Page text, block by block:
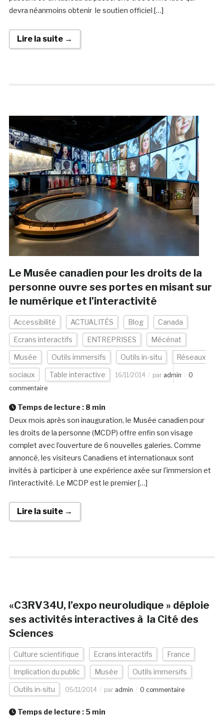
devra néanmoins obtenir le soutien officiel […]
Lire la suite →
Le Musée canadien pour les droits de la
personne ouvre ses portes en misant sur
le numérique et l’interactivité
Accessibilité ACTUALITÉS Blog Canada
Ecrans interactifs ENTREPRISES Mécénat
Musée Outils immersifs Outils in-situ Réseaux
sociaux Table interactive 16/11/2014 par admin
0
commentaire
Temps de lecture : 8 min
Deux mois après son inauguration, le Musée canadien pour
les droits de la personne (MCDP) offre enfin son visage
complet avec l’ouverture de 6 nouvelles galeries. Comme
annoncé, les visiteurs Canadiens et internationaux sont
invités à participer à une expérience axée sur l’immersion et
l’interactivité. Le MCDP est le premier […]
Lire la suite →
«C3RV34U, l’expo neuroludique » déploie
ses activités interactives à la Cité des
Sciences
Culture scientifique Ecrans interactifs France
Implication du public Musée Outils immersifs
Outils in-situ 05/11/2014 par admin 0 commentaire
Temps de lecture : 5 min